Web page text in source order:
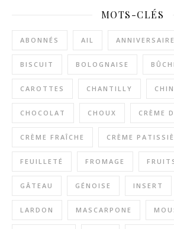
MOTS-CLÉS
ABONNÉS AIL ANNIVERSAIRE
BISCUIT BOLOGNAISE
CAROTTES CHANTILLY
CHOCOLAT CHOUX CRÈME
CRÈME FRAÎCHE CRÈME
FEUILLETÉ FROMAGE
GÂTEAU GÉNOISE INSERT
LARDON MASCARPONE